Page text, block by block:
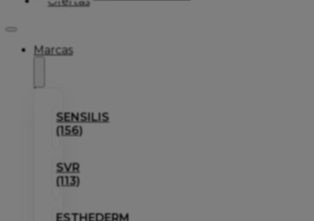
Marcas
SENSILIS
(156)
SVR
(113)
ESTHEDERM